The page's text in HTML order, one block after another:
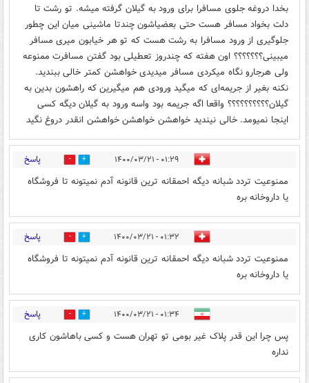
بخدا دروغه جلوی مسافرا برای ورود به گیلان گرفته میشه. تو رشت تا
دلت بخواد مسافر هست حتی بعضیاشون چندتا ماشینی میان این چطور
جلوگیری از ورود مسافرا به رشت هست که تو هر خیابون میری مسافر
میبینی؟؟؟؟؟؟؟ اون هفته که چندروز تعطیلی بود گفتن‌ مسافرت ممنوعه
ولی هرجارو نگاه میکردی مسافر میدیدی خواهشن کمتر خالی ببندید.
نکنه بغیر از جریمه‌ای که میگید ورودی هم میگیرین که راهشون بدین به
گیلان؟؟؟؟؟؟؟؟؟؟ واقعا اگه جریمه بود واسه ورود به گیلان دیگه کسی
اینجا نمیومد. خالی نیندید خواهشن خواهشن خواهشن انقدر دروغ نگید
۰۱:۲۹ - ۱۴۰۰/۰۳/۲۱ 0 پاسخ
ممنوعیت تردد شبانه دیگه احمقانه ترین قانونه آدم نمیتونه تا فروشگاه
یا داروخانه بره
۰۱:۳۲ - ۱۴۰۰/۰۳/۲۱ 0 پاسخ
ممنوعیت تردد شبانه دیگه احمقانه ترین قانونه آدم نمیتونه تا فروشگاه
یا داروخانه بره
۰۱:۳۴ - ۱۴۰۰/۰۳/۲۱ 0 پاسخ
پس چرا این قدر پلاک غیر بومی تو تهران هست و کسی باهاشون کاری
نداره